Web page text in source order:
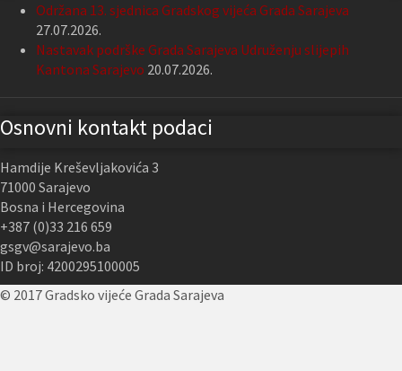
Održana 13. sjednica Gradskog vijeća Grada Sarajeva
27.07.2026.
Nastavak podrške Grada Sarajeva Udruženju slijepih
Kantona Sarajevo 20.07.2026.
Osnovni kontakt podaci
Hamdije Kreševljakovića 3
71000 Sarajevo
Bosna i Hercegovina
+387 (0)33 216 659
gsgv@sarajevo.ba
ID broj: 4200295100005
© 2017 Gradsko vijeće Grada Sarajeva